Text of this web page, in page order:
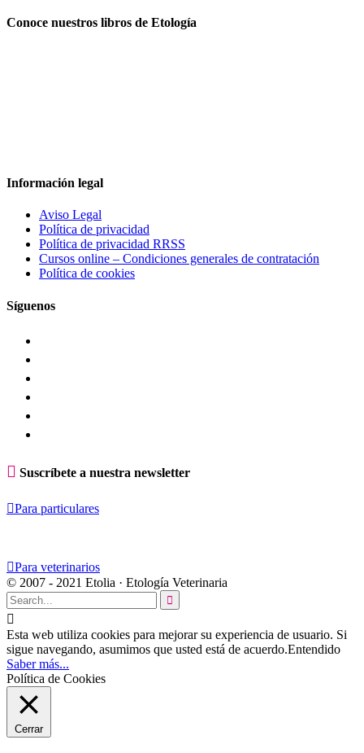
Conoce nuestros libros de Etología
Información legal
Aviso Legal
Política de privacidad
Política de privacidad RRSS
Cursos online – Condiciones generales de contratación
Política de cookies
Síguenos
 Suscríbete a nuestra newsletter
Para particulares
Para veterinarios
© 2007 - 2021 Etolia · Etología Veterinaria


Esta web utiliza cookies para mejorar su experiencia de usuario. Si
sigue navegando, asumimos que usted está de acuerdo.Entendido
Saber más...
Política de Cookies
Cerrar